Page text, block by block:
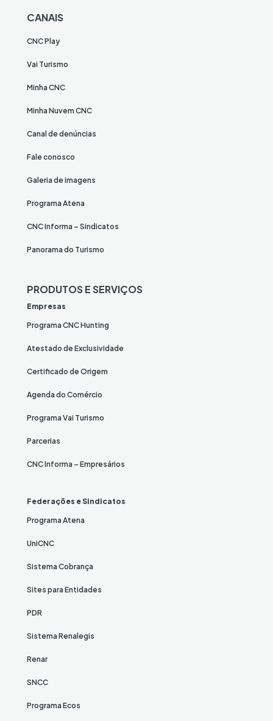
CANAIS
CNC Play
Vai Turismo
Minha CNC
Minha Nuvem CNC
Canal de denúncias
Fale conosco
Galeria de imagens
Programa Atena
CNC Informa – Sindicatos
Panorama do Turismo
PRODUTOS E SERVIÇOS
Empresas
Programa CNC Hunting
Atestado de Exclusividade
Certificado de Origem
Agenda do Comércio
Programa Vai Turismo
Parcerias
CNC Informa – Empresários
Federações e Sindicatos
Programa Atena
UniCNC
Sistema Cobrança
Sites para Entidades
PDR
Sistema Renalegis
Renar
SNCC
Programa Ecos